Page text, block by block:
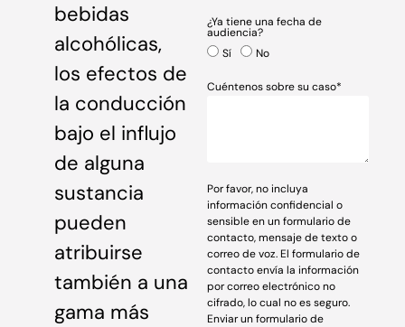
bebidas
alcohólicas,
los efectos de
la conducción
bajo el influjo
de alguna
sustancia
pueden
atribuirse
también a una
gama más
¿Ya tiene una fecha de
audiencia?
Sí
No
Cuéntenos sobre su caso*
Por favor, no incluya
información confidencial o
sensible en un formulario de
contacto, mensaje de texto o
correo de voz. El formulario de
contacto envía la información
por correo electrónico no
cifrado, lo cual no es seguro.
Enviar un formulario de